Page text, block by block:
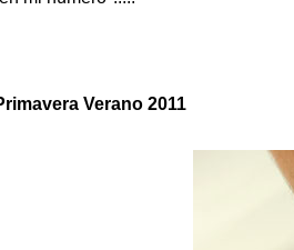
Verano 2011